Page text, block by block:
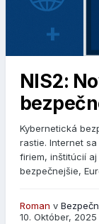
NIS2:
Kybernetická
rastie. Internet
firiem, inštitúcií
bezpečnejšie,
Roman v
10. Október, 2025